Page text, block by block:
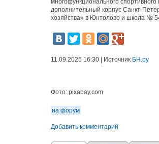
многофункционального
дополнительный корпус Санкт-
хозяйства» в Юнтолово и школа №
11.09.2025 16:30 | Источник БН.ру
Фото: pixabay.com
на форум
Добавить комментарий